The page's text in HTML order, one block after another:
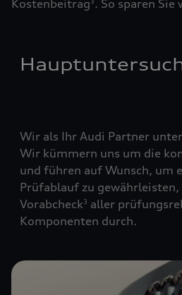
Kostenbeitrag . So sparen
Wir als Ihr Audi Partner
Wir kümmern uns um die
und führen auf Wunsch, um
Prüfablauf zu gewährleisten,
Vorabcheck3 aller
Komponenten durch.